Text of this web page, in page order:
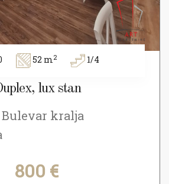
52 m2 1/4
lux stan
kralja
800 €